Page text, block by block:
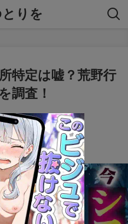
りを
特定は嘘？荒野行
調査！
含まれています。